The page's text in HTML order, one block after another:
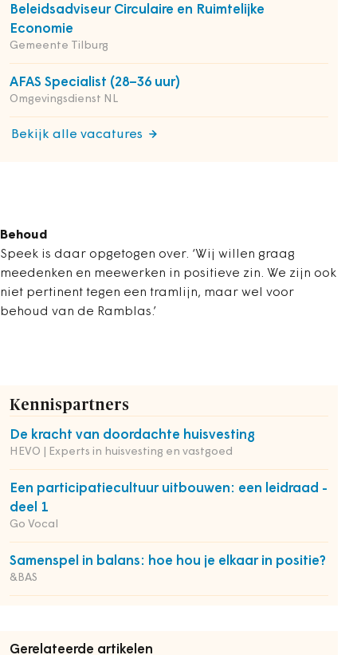
Beleidsadviseur Circulaire en Ruimtelijke
Economie
Gemeente Tilburg
AFAS Specialist (28–36 uur)
Omgevingsdienst NL
Bekijk alle vacatures
Behoud
Speek is daar opgetogen over. ‘Wij willen graag
meedenken en meewerken in positieve zin. We zijn ook
niet pertinent tegen een tramlijn, maar wel voor
behoud van de Ramblas.’
Kennispartners
De kracht van doordachte huisvesting
HEVO | Experts in huisvesting en vastgoed
Een participatiecultuur uitbouwen: een leidraad -
deel 1
Go Vocal
Samenspel in balans: hoe hou je elkaar in positie?
&BAS
Gerelateerde artikelen